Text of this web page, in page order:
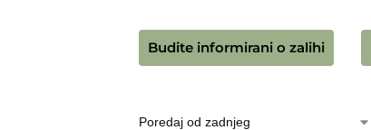
Budite informirani o zalihi